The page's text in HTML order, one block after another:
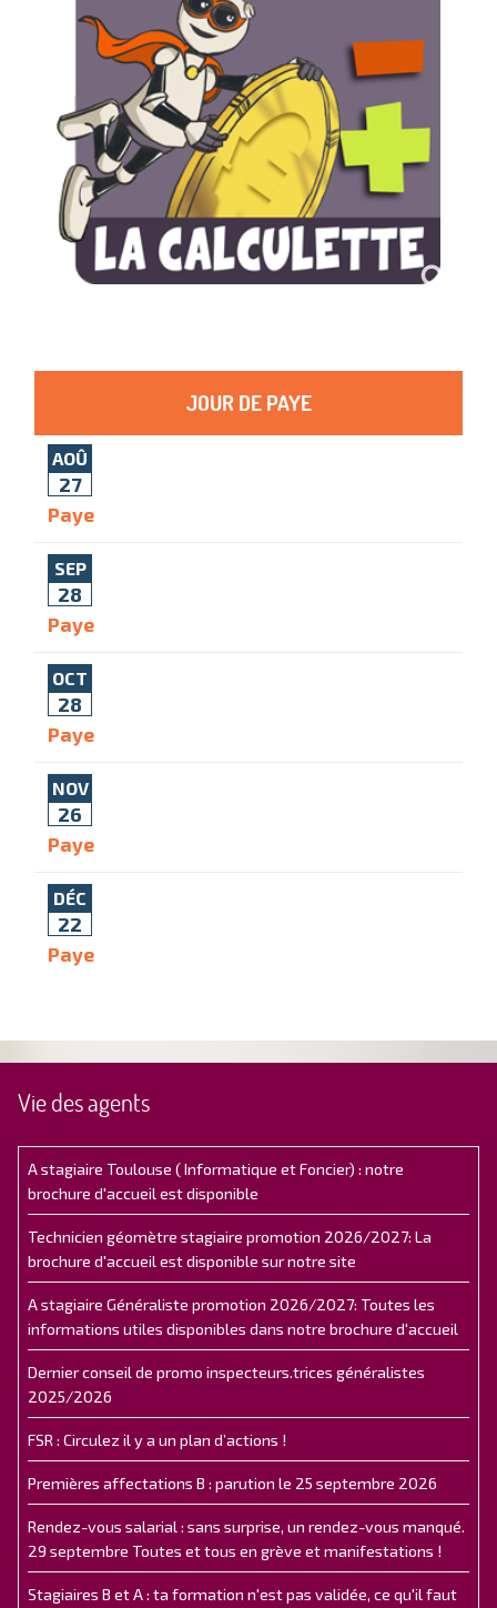
JOUR DE PAYE
AOÛ
27
Paye
SEP
28
Paye
OCT
28
Paye
NOV
26
Paye
DÉC
22
Paye
Vie des agents
A stagiaire Toulouse ( Informatique et Foncier) : notre
brochure d'accueil est disponible
Technicien géomètre stagiaire promotion 2026/2027: La
brochure d'accueil est disponible sur notre site
A stagiaire Généraliste promotion 2026/2027: Toutes les
informations utiles disponibles dans notre brochure d'accueil
Dernier conseil de promo inspecteurs.trices généralistes
2025/2026
FSR : Circulez il y a un plan d’actions !
Premières affectations B : parution le 25 septembre 2026
Rendez-vous salarial : sans surprise, un rendez-vous manqué.
29 septembre Toutes et tous en grève et manifestations !
Stagiaires B et A : ta formation n'est pas validée, ce qu'il faut